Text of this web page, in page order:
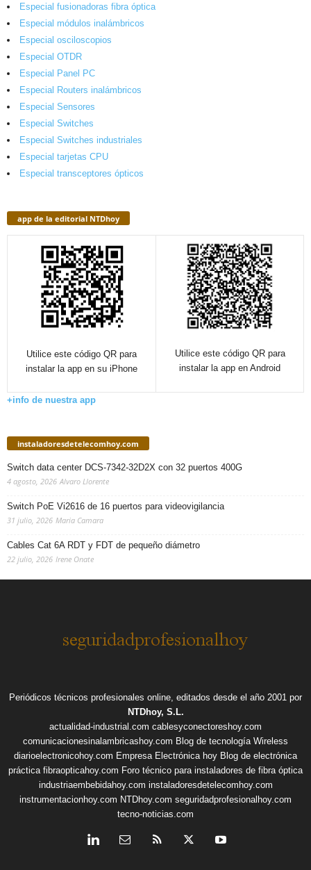
Especial fusionadoras fibra óptica
Especial módulos inalámbricos
Especial osciloscopios
Especial OTDR
Especial Panel PC
Especial Routers inalámbricos
Especial Sensores
Especial Switches
Especial Switches industriales
Especial tarjetas CPU
Especial transceptores ópticos
app de la editorial NTDhoy
Utilice este código QR para
instalar la app en su iPhone
Utilice este código QR para
instalar la app en Android
+info de nuestra app
instaladoresdetelecomhoy.com
Switch data center DCS-7342-32D2X con 32 puertos 400G
4 agosto, 2026 Alvaro Llorente
Switch PoE Vi2616 de 16 puertos para videovigilancia
31 julio, 2026 Maria Camara
Cables Cat 6A RDT y FDT de pequeño diámetro
22 julio, 2026 Irene Onate
Periódicos técnicos profesionales online, editados desde el año 2001 por
NTDhoy, S.L.
actualidad-industrial.com cablesyconectoreshoy.com
comunicacionesinalambricashoy.com Blog de tecnología Wireless
diarioelectronicohoy.com Empresa Electrónica hoy Blog de electrónica
práctica fibraopticahoy.com Foro técnico para instaladores de fibra óptica
industriaembebidahoy.com instaladoresdetelecomhoy.com
instrumentacionhoy.com NTDhoy.com seguridadprofesionalhoy.com
tecno-noticias.com